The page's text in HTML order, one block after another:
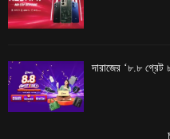
দারাজের ‘৮.৮